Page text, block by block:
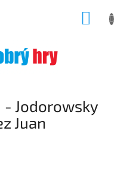
- Jodorowsky
Juan